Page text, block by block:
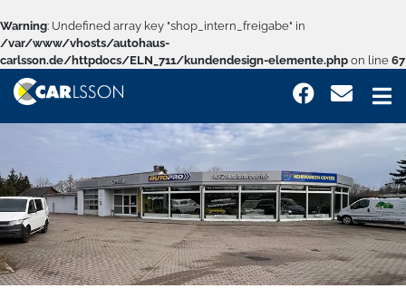
Warning: Undefined array key "shop_intern_freigabe" in
/var/www/vhosts/autohaus-
carlsson.de/httpdocs/ELN_711/kundendesign-elemente.php on line 67